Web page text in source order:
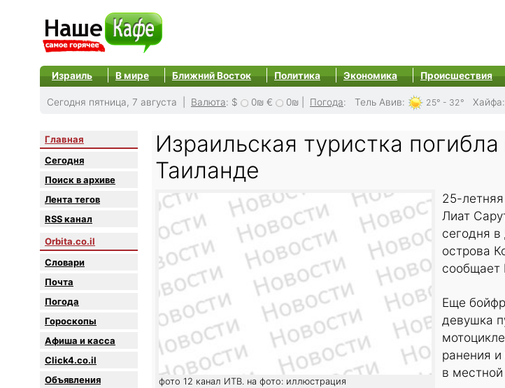
Израиль В мире Ближний Восток Политика Экономика Происшествия
Сегодня пятница, 7 августа | Валюта: $ 0₪ € 0₪ Погода: Тель Авив: 25° - 32° Хайфа:
Главная
Сегодня
Поиск в архиве
Лента тегов
RSS канал
Orbita.co.il
Словари
Почта
Погода
Гороскопы
Афиша и касса
Click4.co.il
Объявления
Израильская туристка
Таиланде
фото 12 канал ИТВ. на фото: иллюстрация
25-летняя
Лиат
сегодня
острова
сообщает
Еще
девушка
ранения и
в